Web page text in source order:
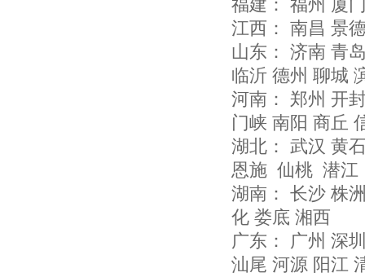
福建： 福州 厦
江西： 南昌 景
山东： 济南 青
临沂 德州 聊城
河南： 郑州 开
门峡 南阳 商丘
湖北： 武汉 黄
恩施 仙桃 潜
湖南： 长沙 株
化 娄底 湘西
广东： 广州 深
汕尾 河源 阳江